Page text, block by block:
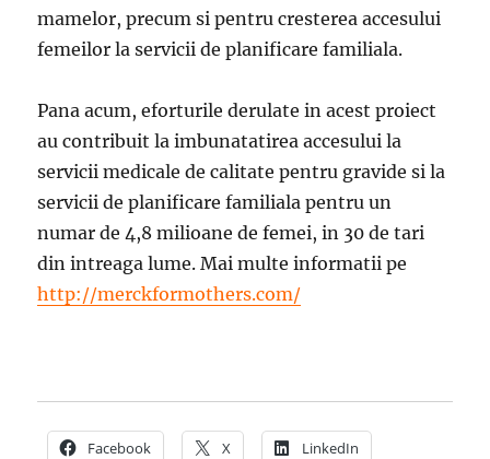
mamelor, precum si pentru cresterea accesului
femeilor la servicii de planificare familiala.
Pana acum, eforturile derulate in acest proiect
au contribuit la imbunatatirea accesului la
servicii medicale de calitate pentru gravide si la
servicii de planificare familiala pentru un
numar de 4,8 milioane de femei, in 30 de tari
din intreaga lume. Mai multe informatii pe
http://merckformothers.com/
Facebook X LinkedIn